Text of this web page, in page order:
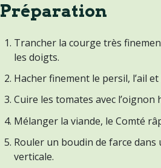
Préparation
Trancher la courge très
les doigts.
Hacher finement le persil, l’ail
Cuire les tomates avec l’oignon
Mélanger la viande, le Comté
Rouler un boudin de farce dans
verticale.